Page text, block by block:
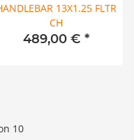
13X1.25 FLTR
CH
489,00 € *
10